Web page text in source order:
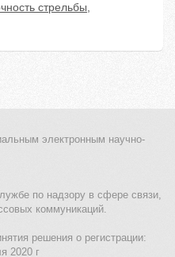
стрельбы,
электронным научно-
по надзору в сфере связи,
коммуникаций.
решения о регистрации:
2020 г